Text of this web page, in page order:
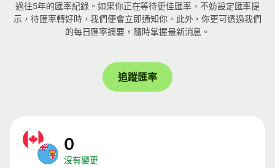
過往5年的匯率紀錄。如果你正在等待更佳匯率，不妨設定匯率提
示，待匯率轉好時，我們便會立即通知你。此外，你更可透過我們
的每日匯率摘要，隨時掌握最新消息。
追蹤匯率
0
沒有變更